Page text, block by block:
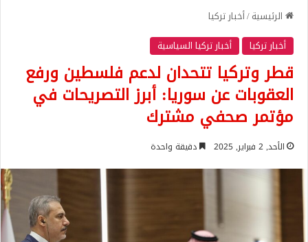
الرئيسية/أخبار تركيا
أخبار تركيا
أخبار تركيا السياسية
قطر وتركيا تتحدان لدعم فلسطين ورفع
العقوبات عن سوريا: أبرز التصريحات في
مؤتمر صحفي مشترك
الأحد, 2 فبراير, 2025 دقيقة واحدة